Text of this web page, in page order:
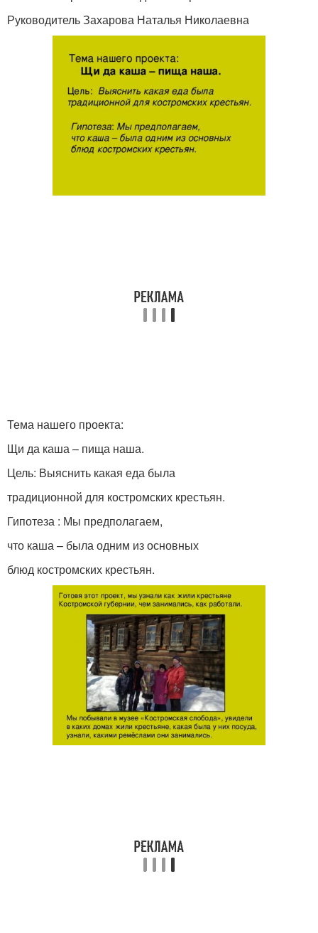
Руководитель Захарова Наталья Николаевна
Тема нашего проекта:
Щи да каша – пища наша.
Цель: Выяснить какая еда была
традиционной для костромских крестьян.
Гипотеза : Мы предполагаем,
что каша – была одним из основных
блюд костромских крестьян.